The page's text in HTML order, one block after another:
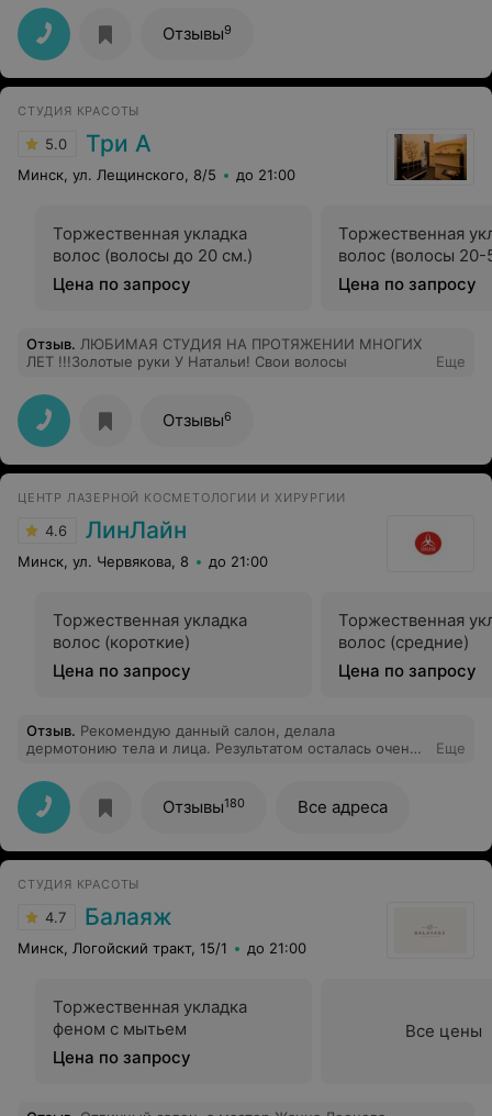
результатом. Быстро, качественно, профессионально.
Всем рекомендую!!!Отзывы9
СТУДИЯ КРАСОТЫ
5.0 Три А
Минск, ул. Лещинского, 8/5 до 21:00
Торжественная укладка
волос (волосы до 20 см.)
Цена по запросу
Торжественная
волос (волосы 20-
Цена по запросу
Отзыв. ЛЮБИМАЯ СТУДИЯ НА ПРОТЯЖЕНИИ МНОГИХ
ЛЕТ !!!Золотые руки У Натальи! Свои волосы
Еще
Отзывы6
ЦЕНТР ЛАЗЕРНОЙ КОСМЕТОЛОГИИ И ХИРУРГИИ
4.6 ЛинЛайн
Минск, ул. Червякова, 8 до 21:00
Торжественная укладка
волос (короткие)
Цена по запросу
Торжественная
волос (средние)
Цена по запросу
Отзыв. Рекомендую данный салон, делала
дермотонию тела и лица. Результатом осталась очень
Еще
Отзывы180 Все адреса
СТУДИЯ КРАСОТЫ
4.7 Балаяж
Минск, Логойский тракт, 15/1 до 21:00
Торжественная укладка
феном с мытьем
Цена по запросу
Все цены